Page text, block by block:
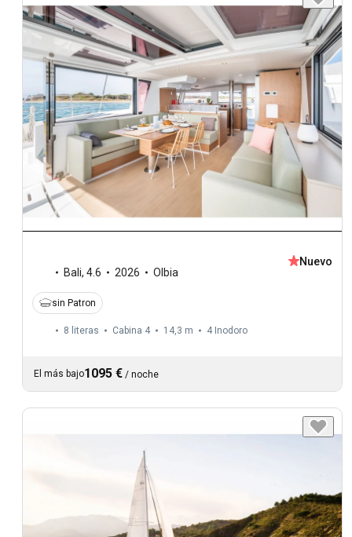
Bali, 4.6 2026 Olbia
Nuevo
sin Patron
8 literas Cabina 4 14,3 m 4 Inodoro
El más bajo1095 € / noche